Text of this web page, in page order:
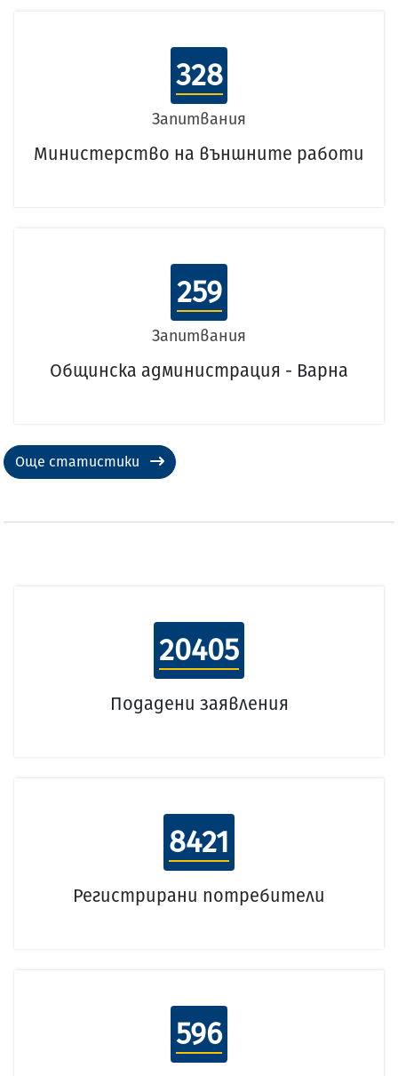
328
Запитвания
Министерство на външните работи
259
Запитвания
Общинска администрация - Варна
Още статистики
20405
Подадени заявления
8421
Регистрирани потребители
596